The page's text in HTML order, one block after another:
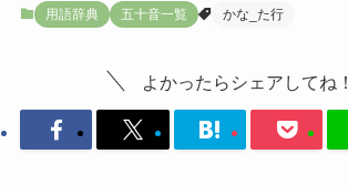
用語辞典 五十音一覧 かな_た行
よかったらシェアしてね！